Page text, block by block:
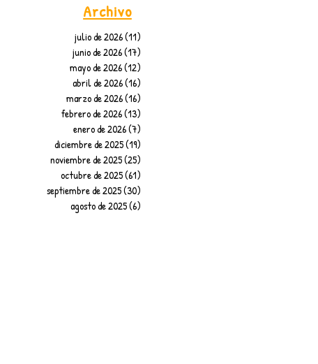
Archivo
julio de 2026(11)
junio de 2026(17)
mayo de 2026(12)
abril de 2026(16)
marzo de 2026(16)
febrero de 2026(13)
enero de 2026(7)
diciembre de 2025(19)
noviembre de 2025(25)
octubre de 2025(61)
septiembre de 2025(30)
agosto de 2025(6)